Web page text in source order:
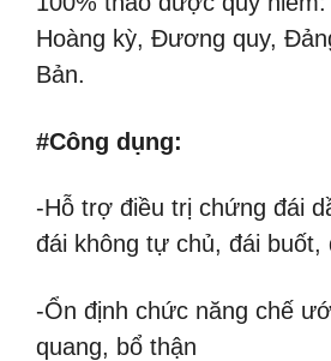
Hoàng kỳ, Đương quy,
Bản.
#Công dụng:
-Hỗ trợ điều trị chứng đái
đái không tự chủ, đái buốt,
-Ổn định chức năng chế
quang, bổ thận